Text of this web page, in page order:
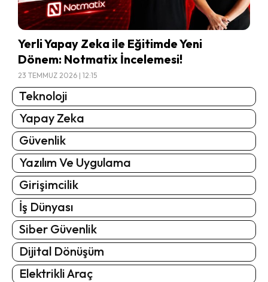
Yerli Yapay Zeka ile Eğitimde Yeni
Dönem: Notmatix İncelemesi!
23 TEMMUZ 2026 | 12:15
Teknoloji
Yapay Zeka
Güvenlik
Yazılım Ve Uygulama
Girişimcilik
İş Dünyası
Siber Güvenlik
Dijital Dönüşüm
Elektrikli Araç